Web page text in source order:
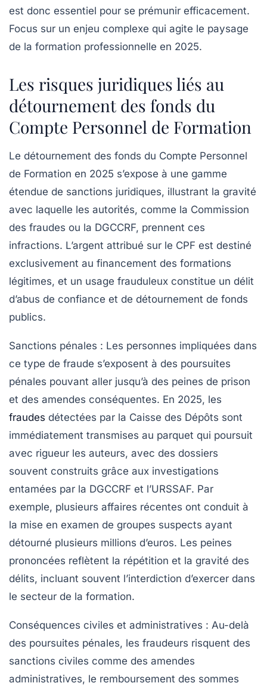
est donc essentiel pour se prémunir efficacement.
Focus sur un enjeu complexe qui agite le paysage
de la formation professionnelle en 2025.
Les risques juridiques liés au
détournement des fonds du
Compte Personnel de Formation
Le détournement des fonds du Compte Personnel
de Formation en 2025 s’expose à une gamme
étendue de sanctions juridiques, illustrant la gravité
avec laquelle les autorités, comme la Commission
des fraudes ou la DGCCRF, prennent ces
infractions. L’argent attribué sur le CPF est destiné
exclusivement au financement des formations
légitimes, et un usage frauduleux constitue un délit
d’abus de confiance et de détournement de fonds
publics.
Sanctions pénales : Les personnes impliquées dans
ce type de fraude s’exposent à des poursuites
pénales pouvant aller jusqu’à des peines de prison
et des amendes conséquentes. En 2025, les
fraudes détectées par la Caisse des Dépôts sont
immédiatement transmises au parquet qui poursuit
avec rigueur les auteurs, avec des dossiers
souvent construits grâce aux investigations
entamées par la DGCCRF et l’URSSAF. Par
exemple, plusieurs affaires récentes ont conduit à
la mise en examen de groupes suspects ayant
détourné plusieurs millions d’euros. Les peines
prononcées reflètent la répétition et la gravité des
délits, incluant souvent l’interdiction d’exercer dans
le secteur de la formation.
Conséquences civiles et administratives : Au-delà
des poursuites pénales, les fraudeurs risquent des
sanctions civiles comme des amendes
administratives, le remboursement des sommes